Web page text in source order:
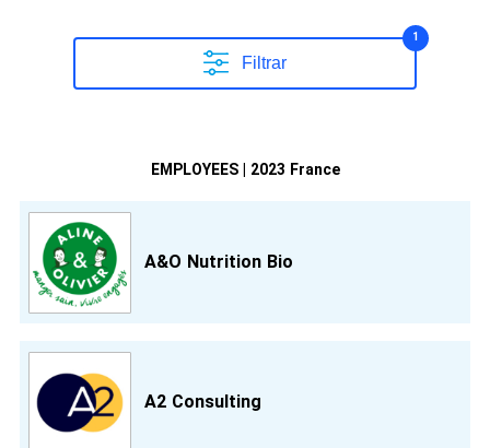
Filtrar
1
EMPLOYEES | 2023 France
A&O Nutrition Bio
A2 Consulting